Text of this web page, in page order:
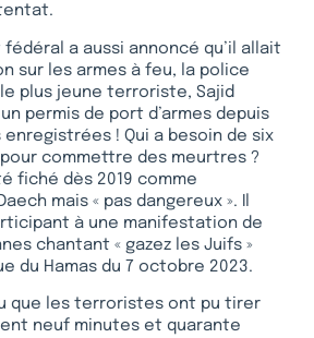
a aussi annoncé qu’il allait
sur les armes à feu, la police
plus jeune terroriste, Sajid
permis de port d’armes depuis
enregistrées ! Qui a besoin de six
pour commettre des meurtres ?
fiché dès 2019 comme
mais « pas dangereux ». Il
à une manifestation de
chantant « gazez les Juifs »
du Hamas du 7 octobre 2023.
que les terroristes ont pu tirer
neuf minutes et quarante